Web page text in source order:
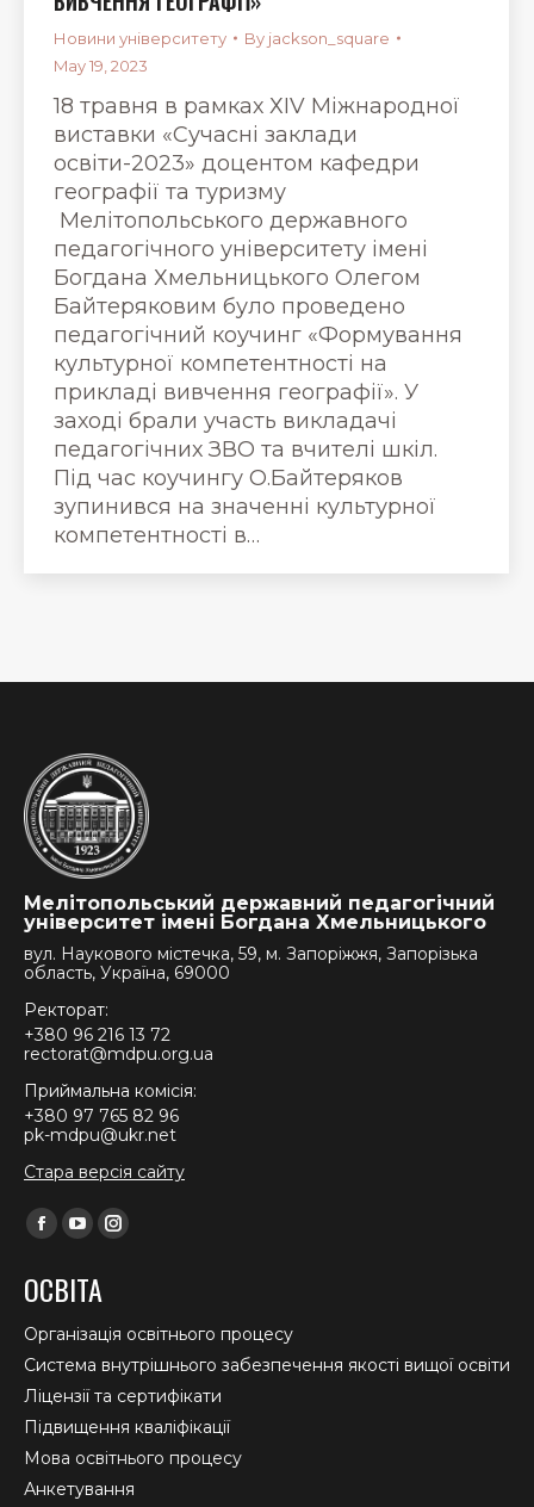
Новини університету By jackson_square
May 19, 2023
18 травня в рамках ХIV Міжнародної
виставки «Сучасні заклади
освіти-2023» доцентом кафедри
географії та туризму
Мелітопольського державного
педагогічного університету імені
Богдана Хмельницького Олегом
Байтеряковим було проведено
педагогічний коучинг «Формування
культурної компетентності на
прикладі вивчення географії». У
заході брали участь викладачі
педагогічних ЗВО та вчителі шкіл.
Під час коучингу О.Байтеряков
зупинився на значенні культурної
компетентності в…
Мелітопольський державний педагогічний
університет імені Богдана Хмельницького
вул. Наукового містечка, 59, м. Запоріжжя, Запорізька
область, Україна, 69000
Ректорат:
+380 96 216 13 72
rectorat@mdpu.org.ua
Приймальна комісія:
+380 97 765 82 96
pk-mdpu@ukr.net
Стара версія сайту
Find us on:
Facebook
opens
in
new
window
YouTube
opens
in
new
window
Instagram
in
new
window
ОСВІТА
Організація освітнього процесу
Система внутрішнього забезпечення якості вищої освіти
Ліцензії та сертифікати
Підвищення кваліфікації
Мова освітнього процесу
Анкетування